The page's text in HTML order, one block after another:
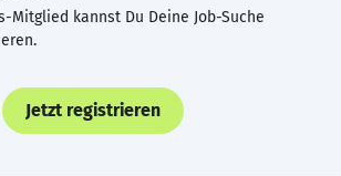
Mitglied kannst Du Deine Job-Suche
Jetzt registrieren